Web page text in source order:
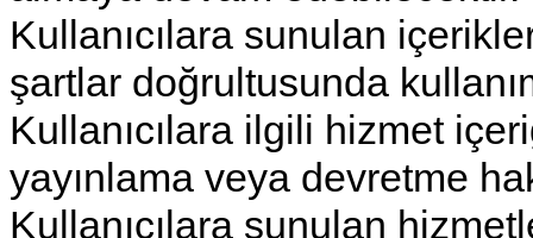
Kullanıcılara sunulan
şartlar doğrultusunda
Kullanıcılara ilgili hizmet
yayınlama veya devretme
Kullanıcılara sunulan